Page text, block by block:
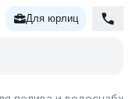
Для юрлиц